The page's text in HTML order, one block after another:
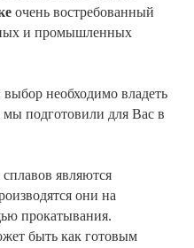
очень востребованный
и промышленных
необходимо владеть
подготовили для Вас в
являются
они на
прокатывания.
быть как готовым